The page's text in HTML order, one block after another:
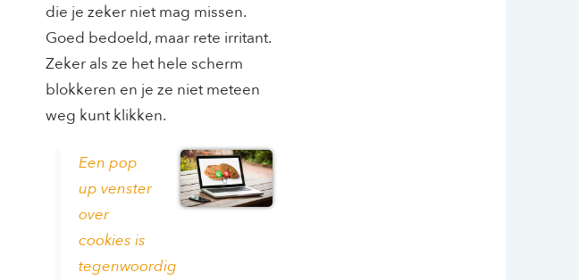
die je zeker niet mag missen.
Goed bedoeld, maar rete irritant.
Zeker als ze het hele scherm
blokkeren en je ze niet meteen
weg kunt klikken.
Een pop
up venster
over
cookies is
tegenwoordig